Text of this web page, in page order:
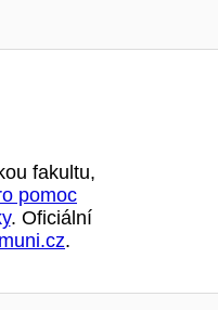
fakultu,
pomoc
. Oficiální
.